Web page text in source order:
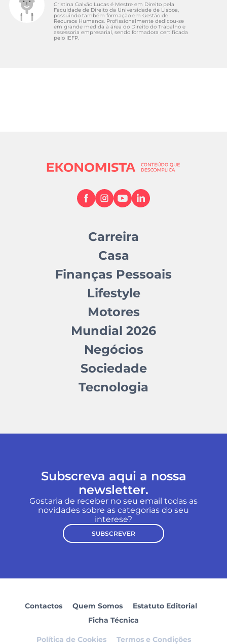
Cristina Galvão Lucas é Mestre em Direito pela
Faculdade de Direito da Universidade de Lisboa,
possuindo também formação em Gestão de
Recursos Humanos. Profissionalmente dedicou-se
em grande medida à área do Direito do Trabalho e
assessoria empresarial, sendo formadora certificada
pelo IEFP.
Carreira
Casa
Finanças Pessoais
Lifestyle
Motores
Mundial 2026
Negócios
Sociedade
Tecnologia
Subscreva aqui a nossa
newsletter.
Gostaria de receber no seu email todas as
novidades sobre as categorias do seu
interese?
SUBSCREVER
Contactos Quem Somos
Estatuto Editorial
Ficha Técnica
Política de Cookies Termos e Condições